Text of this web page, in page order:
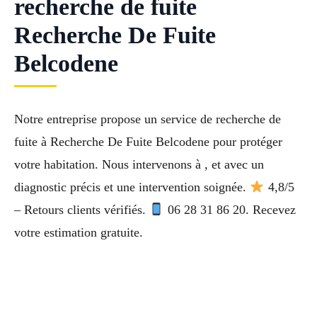
recherche de fuite
Recherche De Fuite
Belcodene
Notre entreprise propose un service de recherche de
fuite à Recherche De Fuite Belcodene pour protéger
votre habitation. Nous intervenons à , et avec un
diagnostic précis et une intervention soignée.
4,8/5
– Retours clients vérifiés.
06 28 31 86 20. Recevez
votre estimation gratuite.